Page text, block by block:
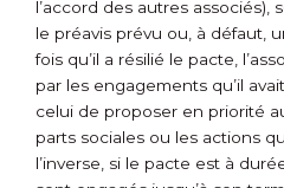
l’accord des autres
le préavis prévu ou, à défaut,
fois qu’il a résilié le pacte,
par les engagements qu’il
celui de proposer en priorité
parts sociales ou les actions
l’inverse, si le pacte est à